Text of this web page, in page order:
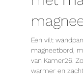
Een vilt
magneetbord,
van Kamer26.
warmer en